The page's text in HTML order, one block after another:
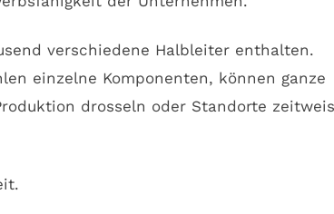
verschiedene Halbleiter enthalten.
einzelne Komponenten, können ganze
drosseln oder Standorte